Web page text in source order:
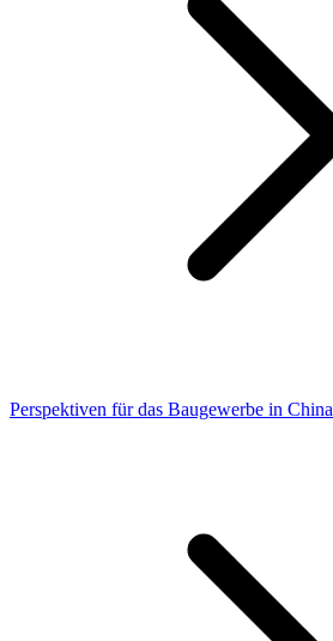
Perspektiven für das Baugewerbe in China